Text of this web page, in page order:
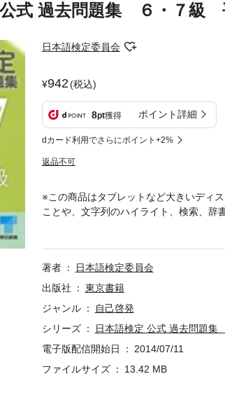
公式 過去問題集 ６・７級
日本語検定委員会
942(税込)
8pt獲得 ポイント詳細
dカード利用でさらにポイント+2%
返品不可
※この商品はタブレットなど大きいディ
ことや、文字列のハイライト、検索、辞
て、ますます注目を浴びる日本語検定
著者
日本語検定委員会
出版社
東京書籍
ジャンル
自己啓発
シリーズ
日本語検定 公式 過去問題
電子版配信開始日
2014/07/11
ファイルサイズ
13.42 MB